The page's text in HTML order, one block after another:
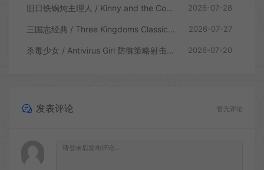
旧日铁锅炖主理人 / Kinny and the Cosmic Cauldron 休闲卡片肉鸽策略游戏 2026-07-28
三国志经典 / Three Kingdoms Classic 回合制大战略游戏 2026-07-27
杀毒少女 / Antivirus Girl 防御策略射击游戏 2026-07-20
发表评论 暂无评论